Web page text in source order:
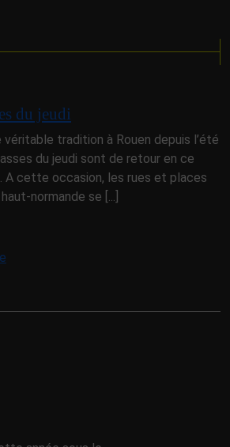
du jeudi
véritable tradition à Rouen depuis l’été
du jeudi sont de retour en ce
A cette occasion, les rues et places
normande se [...]